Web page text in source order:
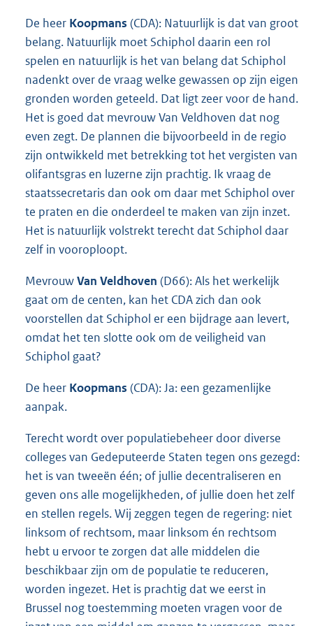
De heer Koopmans (CDA): Natuurlijk is dat van groot
belang. Natuurlijk moet Schiphol daarin een rol
spelen en natuurlijk is het van belang dat Schiphol
nadenkt over de vraag welke gewassen op zijn eigen
gronden worden geteeld. Dat ligt zeer voor de hand.
Het is goed dat mevrouw Van Veldhoven dat nog
even zegt. De plannen die bijvoorbeeld in de regio
zijn ontwikkeld met betrekking tot het vergisten van
olifantsgras en luzerne zijn prachtig. Ik vraag de
staatssecretaris dan ook om daar met Schiphol over
te praten en die onderdeel te maken van zijn inzet.
Het is natuurlijk volstrekt terecht dat Schiphol daar
zelf in vooroploopt.
MevrouwVan Veldhoven (D66): Als het werkelijk
gaat om de centen, kan het CDA zich dan ook
voorstellen dat Schiphol er een bijdrage aan levert,
omdat het ten slotte ook om de veiligheid van
Schiphol gaat?
De heer Koopmans (CDA): Ja: een gezamenlijke
aanpak.
Terecht wordt over populatiebeheer door diverse
colleges van Gedeputeerde Staten tegen ons gezegd:
het is van tweeën één; of jullie decentraliseren en
geven ons alle mogelijkheden, of jullie doen het zelf
en stellen regels. Wij zeggen tegen de regering: niet
linksom of rechtsom, maar linksom én rechtsom
hebt u ervoor te zorgen dat alle middelen die
beschikbaar zijn om de populatie te reduceren,
worden ingezet. Het is prachtig dat we eerst in
Brussel nog toestemming moeten vragen voor de